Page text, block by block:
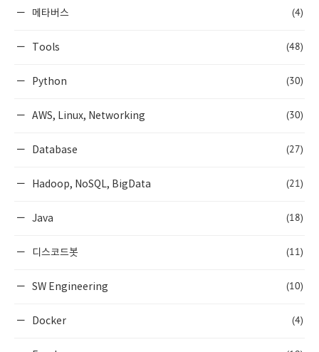
메타버스 (4)
Tools (48)
Python (30)
AWS, Linux, Networking (30)
Database (27)
Hadoop, NoSQL, BigData (21)
Java (18)
디스코드봇 (11)
SW Engineering (10)
Docker (4)